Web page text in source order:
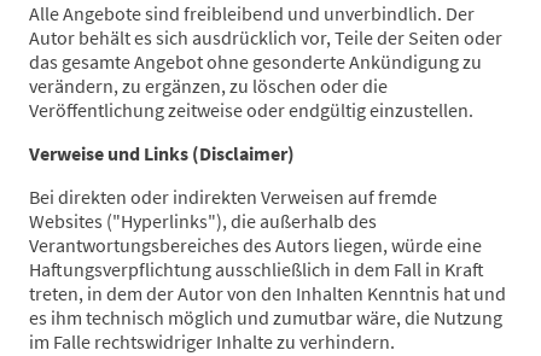
Alle Angebote sind freibleibend und unverbindlich. Der
Autor behält es sich ausdrücklich vor, Teile der Seiten oder
das gesamte Angebot ohne gesonderte Ankündigung zu
verändern, zu ergänzen, zu löschen oder die
Veröffentlichung zeitweise oder endgültig einzustellen.
Verweise und Links (Disclaimer)
Bei direkten oder indirekten Verweisen auf fremde
Websites ("Hyperlinks"), die außerhalb des
Verantwortungsbereiches des Autors liegen, würde eine
Haftungsverpflichtung ausschließlich in dem Fall in Kraft
treten, in dem der Autor von den Inhalten Kenntnis hat und
es ihm technisch möglich und zumutbar wäre, die Nutzung
im Falle rechtswidriger Inhalte zu verhindern.